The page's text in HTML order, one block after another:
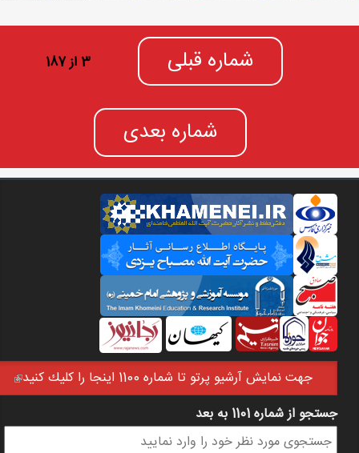
شماره قبلی 3 از 187
شماره بعدی
جهت نمايش آرشيو پرتو تا شماره 1100 اينجا را كليك كنيد
فرم جستجو
جستجو از شماره 1101 به بعد